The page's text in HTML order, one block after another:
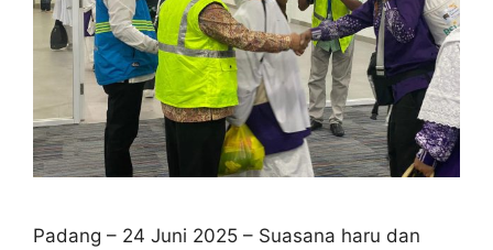
Padang – 24 Juni 2025 – Suasana haru dan